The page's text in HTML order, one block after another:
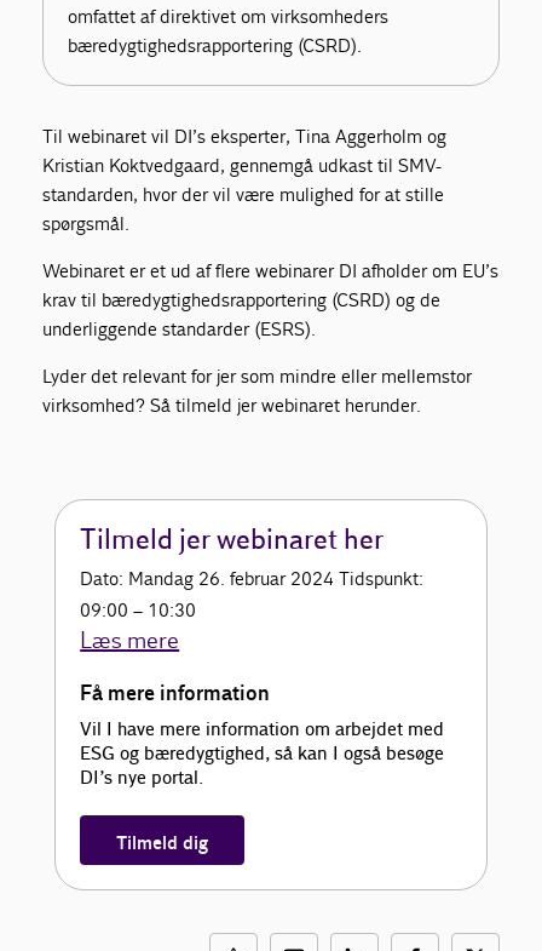
omfattet af direktivet om virksomheders
bæredygtighedsrapportering (CSRD).
Til webinaret vil DI’s eksperter, Tina Aggerholm og
Kristian Koktvedgaard, gennemgå udkast til SMV-
standarden, hvor der vil være mulighed for at stille
spørgsmål.
Webinaret er et ud af flere webinarer DI afholder om EU’s
krav til bæredygtighedsrapportering (CSRD) og de
underliggende standarder (ESRS).
Lyder det relevant for jer som mindre eller mellemstor
virksomhed? Så tilmeld jer webinaret herunder.
Tilmeld jer webinaret her
Dato: Mandag 26. februar 2024 Tidspunkt:
09:00 – 10:30
Læs mere
Få mere information
Vil I have mere information om arbejdet med
ESG og bæredygtighed, så kan I også besøge
DI’s nye portal.
Tilmeld dig